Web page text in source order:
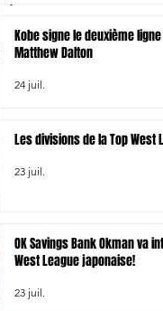
Kobe signe le deuxième
Matthew Dalton
24 juil.
Les divisions de la Top West
23 juil.
OK Savings Bank Okman va
West League japonaise!
23 juil.